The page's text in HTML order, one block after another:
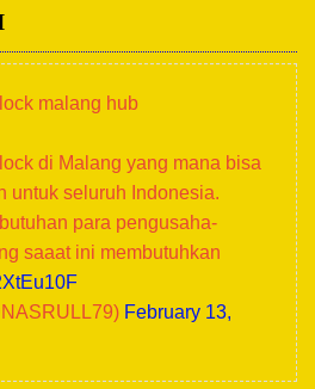
malang hub
di Malang yang mana bisa
untuk seluruh Indonesia.
para pengusaha-
saaat ini membutuhkan
February 13,